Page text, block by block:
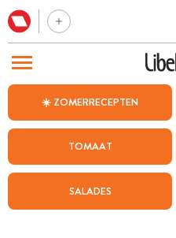
☀️ ZOMERRECEPTEN
TOMAAT
SALADES
BEZOEK ONZE ANDERE WEBSITES
WEEKMENU
CHAT MET MAIA